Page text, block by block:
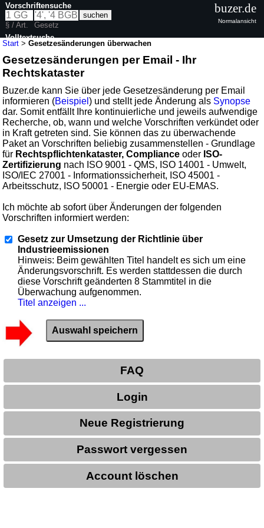
Start >Gesetzesänderungen überwachen
Gesetzesänderungen per Email - Ihr
Rechtskataster
Buzer.de kann Sie über jede Gesetzesänderung per Email
informieren (Beispiel) und stellt jede Änderung als Synopse
dar. Somit entfällt Ihre kontinuierliche und jeweils aufwendige
Recherche, ob, wann und welche Vorschriften verkündet oder
in Kraft getreten sind. Sie können das zu überwachende
Paket an Vorschriften beliebig zusammenstellen - Grundlage
für Rechtspflichtenkataster, Compliance oder ISO-
Zertifizierung nach ISO 9001 - QMS, ISO 14001 - Umwelt,
ISO/IEC 27001 - Informationssicherheit, ISO 45001 -
Arbeitsschutz, ISO 50001 - Energie oder EU-EMAS.
Ich möchte ab sofort über Änderungen der folgenden
Vorschriften informiert werden:
Gesetz zur Umsetzung der Richtlinie über
Industrieemissionen
Hinweis: Beim gewählten Titel handelt es sich um eine
Änderungsvorschrift. Es werden stattdessen die durch
diese Vorschrift geänderten 8 Stammtitel in die
Überwachung aufgenommen.
Titel anzeigen ...
FAQ
Login
Neue Registrierung
Passwort vergessen
Account löschen
Vorschriftensuche
§ / Art.
Gesetz
Volltextsuche
buzer.de
Normalansicht